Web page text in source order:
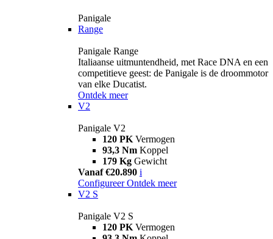
Panigale
Range
Panigale Range
Italiaanse uitmuntendheid, met Race DNA en een
competitieve geest: de Panigale is de droommotor
van elke Ducatist.
Ontdek meer
V2
Panigale V2
120 PK Vermogen
93,3 Nm Koppel
179 Kg Gewicht
Vanaf €20.890 i
Configureer Ontdek meer
V2 S
Panigale V2 S
120 PK Vermogen